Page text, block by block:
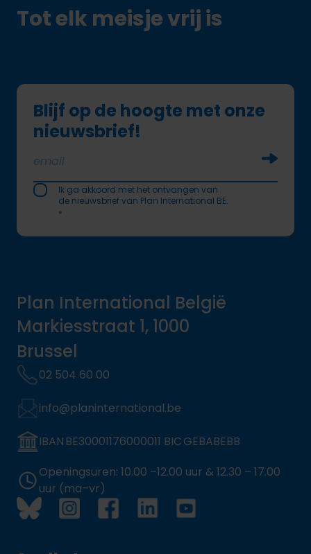
Tot elk meisje vrij is
Blijf op de hoogte met onze
nieuwsbrief!
Ik ga akkoord met het ontvangen van
de nieuwsbrief van Plan International BE.
*
Plan International België
Markiesstraat 1, 1000
Brussel
02 504 60 00
info@planinternational.be
IBAN BE30001176000011 BIC GEBABEBB
Openingsuren: 10.00 –12.00 uur & 12.30 – 17.00
uur (ma–vr)